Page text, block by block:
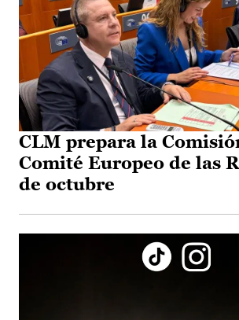
CLM prepara la
Comité Europeo de las
de octubre